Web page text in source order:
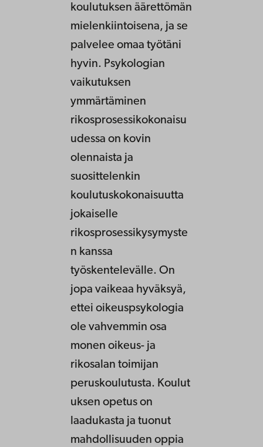
koulutuksen äärettömän
mielenkiintoisena, ja se
palvelee omaa työtäni
hyvin. Psykologian
vaikutuksen
ymmärtäminen
rikosprosessikokonaisu
udessa on kovin
olennaista ja
suosittelenkin
koulutuskokonaisuutta
jokaiselle
rikosprosessikysymyste
n kanssa
työskentelevälle. On
jopa vaikeaa hyväksyä,
ettei oikeuspsykologia
ole vahvemmin osa
monen oikeus- ja
rikosalan toimijan
peruskoulutusta. Koulut
uksen opetus on
laadukasta ja tuonut
mahdollisuuden oppia